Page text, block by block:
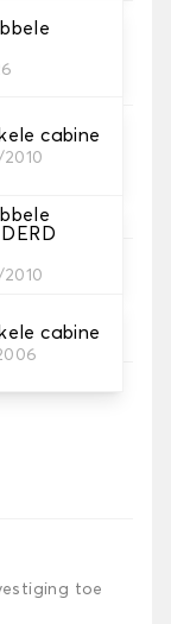
cabine
cabine
nodig hebt.
toe